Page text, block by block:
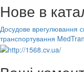
Нове в
Досудове врегулювання
транспортування